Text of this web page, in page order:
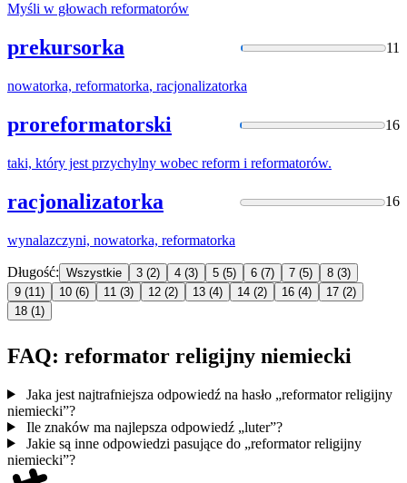
Myśli w głowach reformatorów
prekursorka 11
nowatorka, reformatorka, racjonalizatorka
proreformatorski 16
taki, który jest przychylny wobec reform i reformatorów.
racjonalizatorka 16
wynalazczyni, nowatorka, reformatorka
Długość: Wszystkie 3 (2) 4 (3) 5 (5) 6 (7) 7 (5) 8 (3)
9 (11) 10 (6) 11 (3) 12 (2) 13 (4) 14 (2) 16 (4) 17 (2)
18 (1)
FAQ: reformator religijny niemiecki
Jaka jest najtrafniejsza odpowiedź na hasło „reformator religijny
niemiecki”?
Ile znaków ma najlepsza odpowiedź „luter”?
Jakie są inne odpowiedzi pasujące do „reformator religijny
niemiecki”?